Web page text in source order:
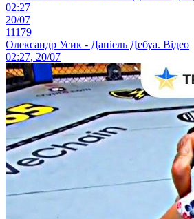
02:27
20/07
11179
Олександр Усик - Даніель Дебуа. Відео
02:27, 20/07